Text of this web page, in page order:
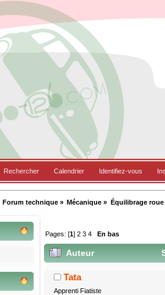
Rechercher Calendrier Identifiez-vous
Forum technique» Mécanique » Équilibrage roue
Pages: [1]2 3 4 En bas
Auteur
Tata
Apprenti Fiatiste